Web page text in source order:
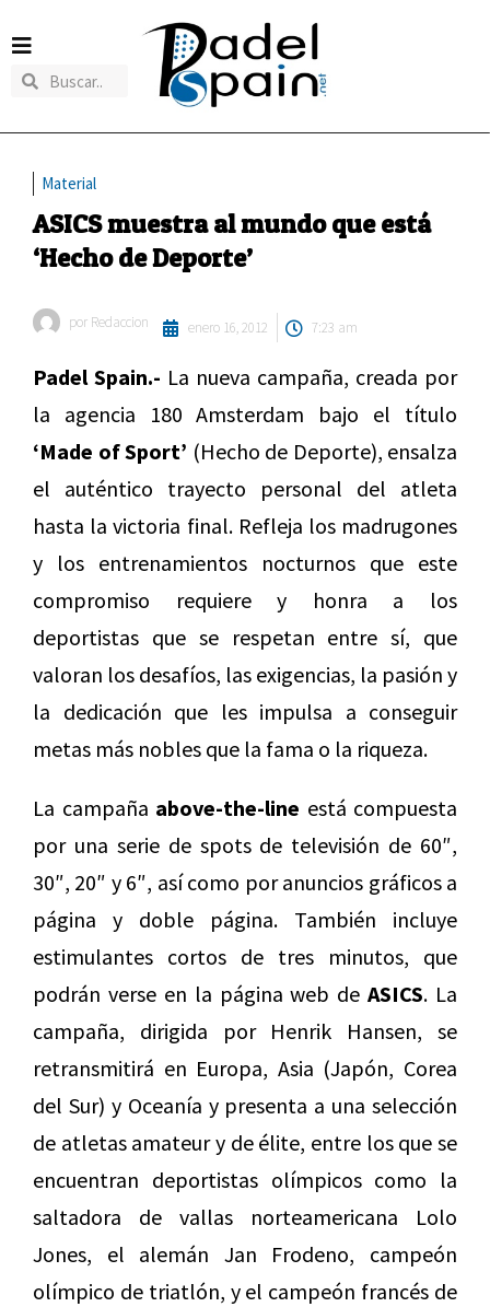
Material
ASICS muestra al mundo que está
‘Hecho de Deporte’
por Redaccion enero 16, 2012 7:23 am
Padel Spain.- La nueva campaña, creada por
la agencia 180 Amsterdam bajo el título
‘Made of Sport’ (Hecho de Deporte), ensalza
el auténtico trayecto personal del atleta
hasta la victoria final. Refleja los madrugones
y los entrenamientos nocturnos que este
compromiso requiere y honra a los
deportistas que se respetan entre sí, que
valoran los desafíos, las exigencias, la pasión y
la dedicación que les impulsa a conseguir
metas más nobles que la fama o la riqueza.
La campaña above-the-line está compuesta
por una serie de spots de televisión de 60″,
30″, 20″ y 6″, así como por anuncios gráficos a
página y doble página. También incluye
estimulantes cortos de tres minutos, que
podrán verse en la página web deASICS. La
campaña, dirigida por Henrik Hansen, se
retransmitirá en Europa, Asia (Japón, Corea
del Sur) y Oceanía y presenta a una selección
de atletas amateur y de élite, entre los que se
encuentran deportistas olímpicos como la
saltadora de vallas norteamericana Lolo
Jones, el alemán Jan Frodeno, campeón
olímpico de triatlón, y el campeón francés de